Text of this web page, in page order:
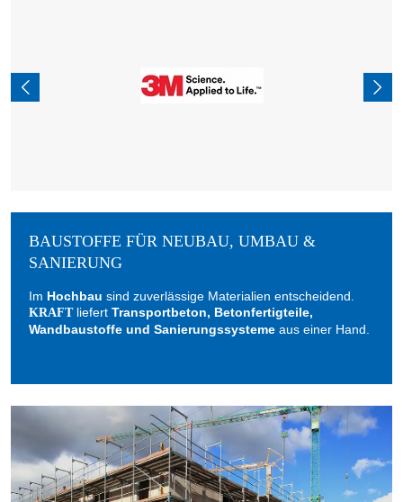
BAUSTOFFE FÜR NEUBAU, UMBAU &
SANIERUNG
Im Hochbau sind zuverlässige Materialien entscheidend.
KRAFTliefert Transportbeton, Betonfertigteile,
Wandbaustoffe und Sanierungssysteme aus einer Hand.